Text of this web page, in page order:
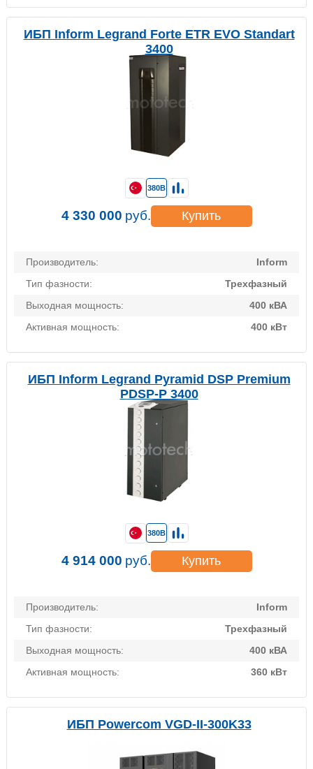
ИБП Inform Legrand Forte ETR EVO Standart
3400
Производитель:
Inform
Тип фазности:
Трехфазный
Выходная мощность:
400 кВА
Активная мощность:
400 кВт
380В
4 330 000 руб. Купить
ИБП Inform Legrand Pyramid DSP Premium
PDSP-P 3400
Производитель:
Inform
Тип фазности:
Трехфазный
Выходная мощность:
400 кВА
Активная мощность:
360 кВт
380В
4 914 000 руб. Купить
ИБП Powercom VGD-II-300K33